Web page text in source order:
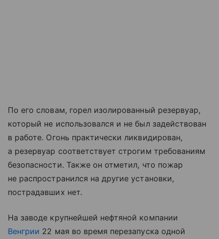
По его словам, горел изолированный резервуар,
который не использовался и не был задействован
в работе. Огонь практически ликвидирован,
а резервуар соответствует строгим требованиям
безопасности. Также он отметил, что пожар
не распространился на другие установки,
пострадавших нет.
На заводе крупнейшей нефтяной компании
Венгрии 22 мая во время перезапуска одной